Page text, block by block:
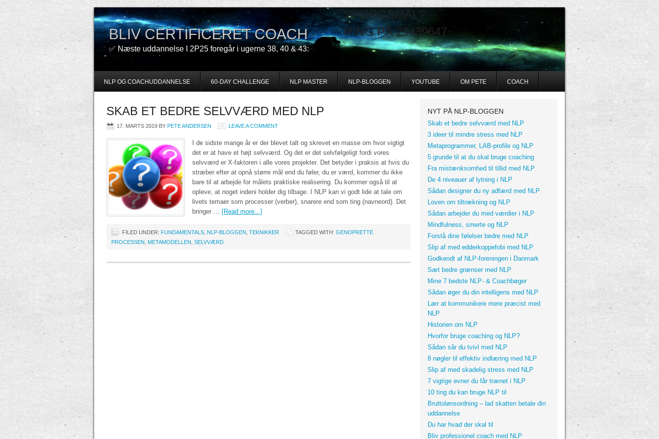
BLIV CERTIFICERET COACH
✅ Næste uddannelse I 2P25 foregår i ugerne 38, 40 & 43:
SPØRGSMÅL?
RING PÅ 29439647
NLP OG COACHUDDANNELSE 60-DAY CHALLENGE NLP MASTER NLP-BLOGGEN YOUTUBE OM PETE COACH
SKAB ET BEDRE SELVVÆRD MED NLP
17. MARTS 2019 BY PETE ANDERSEN LEAVE A COMMENT
I de sidste mange år er der blevet talt og skrevet en masse om hvor vigtigt
det er at have et højt selvværd. Og det er det selvfølgeligt fordi vores
selvværd er X-faktoren i alle vores projekter. Det betyder i praksis at hvis du
stræber efter at opnå større mål end du føler, du er værd, kommer du ikke
bare til at arbejde for målets praktiske realisering. Du kommer også til at
opleve, at noget indeni holder dig tilbage. I NLP kan vi godt lide at tale om
livets temaer som processer (verber), snarere end som ting (navneord). Det
bringer … [Read more...]
FILED UNDER: FUNDAMENTALS NLP-BLOGGEN TEKNIKKER TAGGED WITH: GENOPRETTE
PROCESSEN
METAMODELLEN SELVVÆRD
NYT PÅ NLP-BLOGGEN
Skab et bedre selvværd med NLP
3 ideer til mindre stress med NLP
Metaprogrammer, LAB-profile og NLP
5 grunde til at du skal bruge coaching
Fra mistænksomhed til tillid med NLP
De 4 niveauer af lytning i NLP
Sådan designer du ny adfærd med NLP
Loven om tiltrækning og NLP
Sådan arbejder du med værdier i NLP
Mindfulness, smerte og NLP
Forstå dine følelser bedre med NLP
Slip af med edderkoppefobi med NLP
Godkendt af NLP-foreningen i Danmark
Sæt bedre grænser med NLP
Mine 7 bedste NLP- & Coachbøger
Sådan øger du din intelligens med NLP
Lær at kommunikere mere præcist med
NLP
Historien om NLP
Hvorfor bruge coaching og NLP?
Sådan sår du tvivl med NLP
8 nøgler til effektiv indlæring med NLP
Slip af med skadelig stress med NLP
7 vigtige evner du får trænet i NLP
10 ting du kan bruge NLP til
Bruttolønsordning – lad skatten betale din
uddannelse
Du har hvad der skal til
Bliv professionel coach med NLP